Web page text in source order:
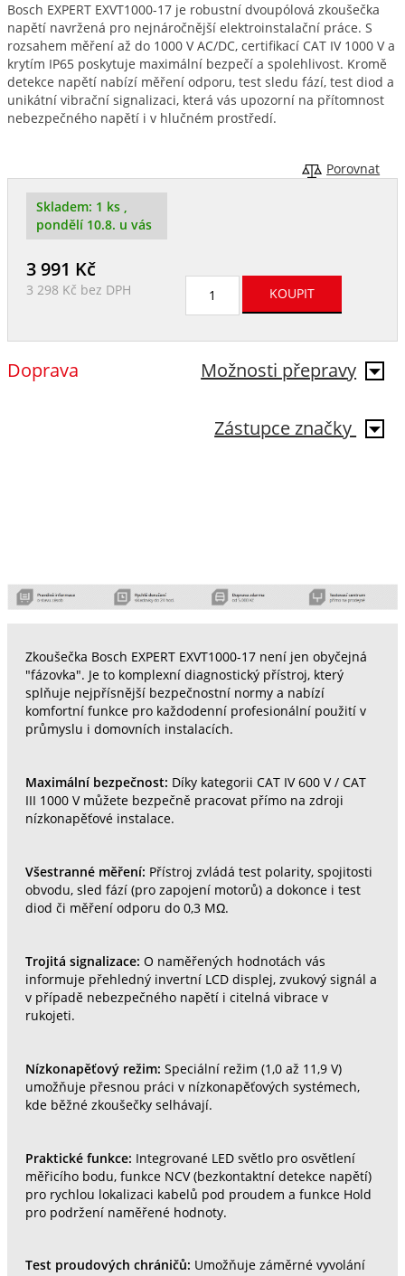
Bosch EXPERT EXVT1000-17 je robustní dvoupólová zkoušečka
napětí navržená pro nejnáročnější elektroinstalační práce. S
rozsahem měření až do 1000 V AC/DC, certifikací CAT IV 1000 V a
krytím IP65 poskytuje maximální bezpečí a spolehlivost. Kromě
detekce napětí nabízí měření odporu, test sledu fází, test diod a
unikátní vibrační signalizaci, která vás upozorní na přítomnost
nebezpečného napětí i v hlučném prostředí.
Porovnat
Skladem: 1 ks ,
pondělí 10.8. u vás
3 991 Kč
3 298 Kč bez DPH
Možnosti přepravy
Doprava
Zástupce značky
Zkoušečka Bosch EXPERT EXVT1000-17 není jen obyčejná
"fázovka". Je to komplexní diagnostický přístroj, který
splňuje nejpřísnější bezpečnostní normy a nabízí
komfortní funkce pro každodenní profesionální použití v
průmyslu i domovních instalacích.
Maximální bezpečnost: Díky kategorii CAT IV 600 V / CAT
III 1000 V můžete bezpečně pracovat přímo na zdroji
nízkonapěťové instalace.
Všestranné měření: Přístroj zvládá test polarity, spojitosti
obvodu, sled fází (pro zapojení motorů) a dokonce i test
diod či měření odporu do 0,3 MΩ.
Trojitá signalizace: O naměřených hodnotách vás
informuje přehledný invertní LCD displej, zvukový signál a
v případě nebezpečného napětí i citelná vibrace v
rukojeti.
Nízkonapěťový režim: Speciální režim (1,0 až 11,9 V)
umožňuje přesnou práci v nízkonapěťových systémech,
kde běžné zkoušečky selhávají.
Praktické funkce: Integrované LED světlo pro osvětlení
měřicího bodu, funkce NCV (bezkontaktní detekce napětí)
pro rychlou lokalizaci kabelů pod proudem a funkce Hold
pro podržení naměřené hodnoty.
Test proudových chráničů: Umožňuje záměrné vyvolání